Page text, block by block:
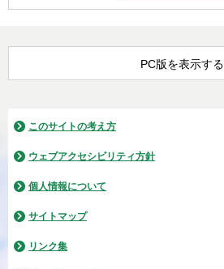
PC版を表示する
このサイトの考え方
ウェブアクセシビリティ方針
個人情報について
サイトマップ
リンク集